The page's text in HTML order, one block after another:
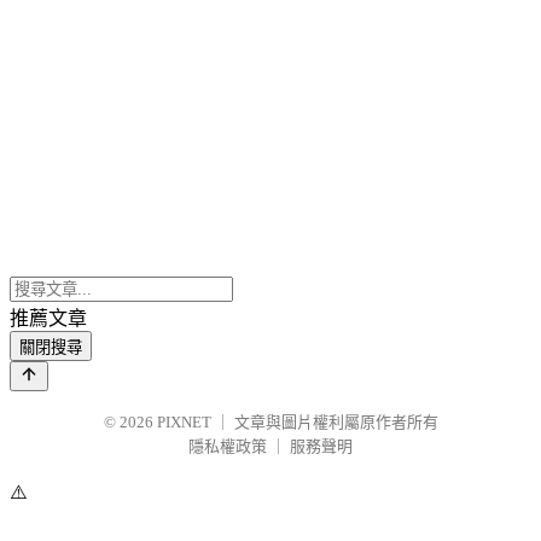
推薦文章
關閉搜尋
© 2026 PIXNET
文章與圖片權利屬原作者所有
隱私權政策
服務聲明
⚠️